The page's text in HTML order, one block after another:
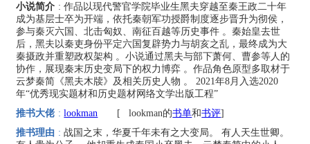
小说简介 : 作品以现代警官学院毕业生黑夫穿越至秦王政二十年
成为基层士卒为开端，依托秦朝军功授爵制度逐步晋升为彻侯，
参与秦灭六国、北击匈奴、南征百越等历史事件 。秦始皇去世
后，黑夫以秦吏身份平定六国复辟势力与胡亥之乱，最终成为大
秦摄政并重塑政权架构 。小说通过黑夫与部下萧何、曹参等人的
协作，展现秦末历史变局下的权力博弈 。作品角色原型多取材于
云梦秦简《黑夫木牍》及相关历史人物 。 2021年8月入选2020
年“优秀现实题材和历史题材网络文学出版工程”
推书大佬 : lookman [ lookman的书单和书评]
推书理由 : 战国之末，华夏千年未有之大变局。 有人天生世卿。